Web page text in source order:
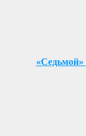
«Седьмой»